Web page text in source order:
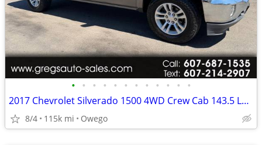
• • • • • • • • • • • •
2017 Chevrolet Silverado 1500 4WD Crew Cab 143.5 LT w/1LT
8/4 115k mi Owego